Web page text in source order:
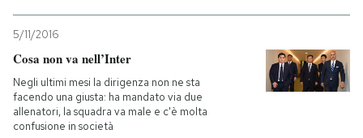
Scienza
Economia
Sport
5/11/2016
Cosa non va nell’Inter
Negli ultimi mesi la dirigenza non ne sta
facendo una giusta: ha mandato via due
allenatori, la squadra va male e c'è molta
confusione in società